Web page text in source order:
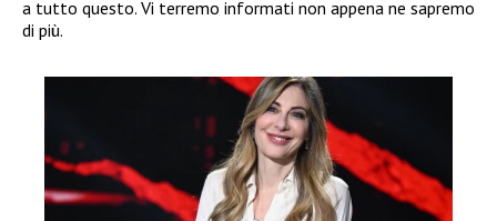
a tutto questo. Vi terremo informati non appena ne sapremo
di più.